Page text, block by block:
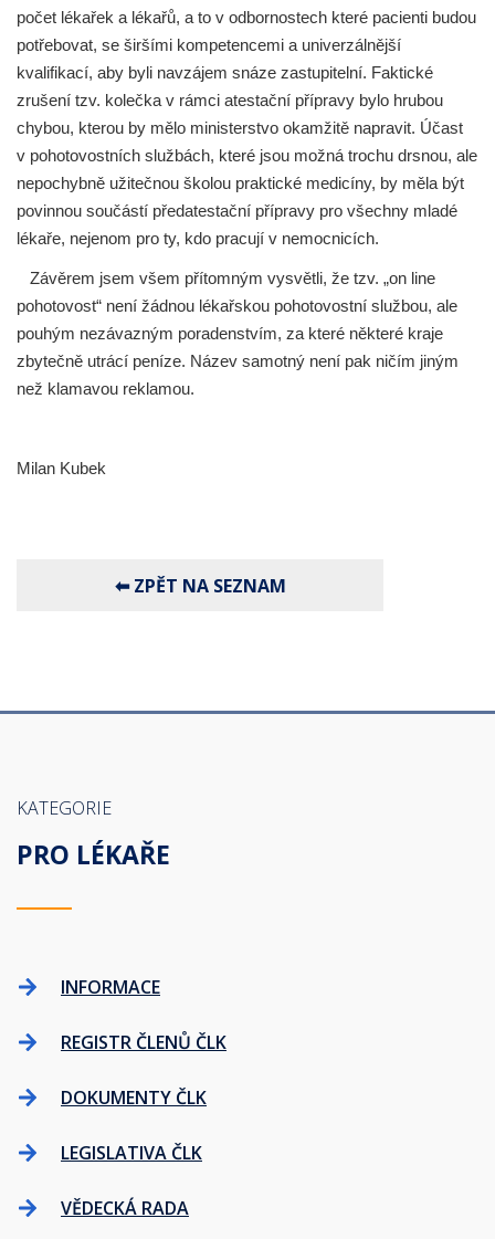
počet lékařek a lékařů, a to v odbornostech které pacienti budou
potřebovat, se širšími kompetencemi a univerzálnější
kvalifikací, aby byli navzájem snáze zastupitelní. Faktické
zrušení tzv. kolečka v rámci atestační přípravy bylo hrubou
chybou, kterou by mělo ministerstvo okamžitě napravit. Účast
v pohotovostních službách, které jsou možná trochu drsnou, ale
nepochybně užitečnou školou praktické medicíny, by měla být
povinnou součástí předatestační přípravy pro všechny mladé
lékaře, nejenom pro ty, kdo pracují v nemocnicích.
Závěrem jsem všem přítomným vysvětli, že tzv. „on line
pohotovost“ není žádnou lékařskou pohotovostní službou, ale
pouhým nezávazným poradenstvím, za které některé kraje
zbytečně utrácí peníze. Název samotný není pak ničím jiným
než klamavou reklamou.
Milan Kubek
KATEGORIE
PRO LÉKAŘE
INFORMACE
REGISTR ČLENŮ ČLK
DOKUMENTY ČLK
LEGISLATIVA ČLK
VĚDECKÁ RADA